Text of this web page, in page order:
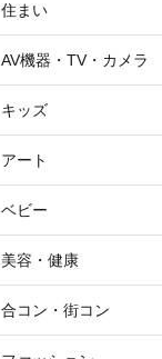
住まい
AV機器・TV・カメラ
キッズ
アート
ベビー
美容・健康
合コン・街コン